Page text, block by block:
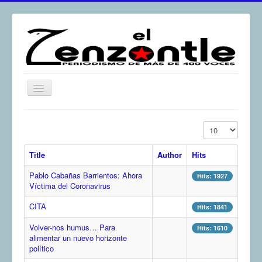
Toggle
Resistencia
Análisis
Multimedia
Archivos
Contacto
Afirmación
Display #
Title Author
Hits
Pablo Cabañas Barrientos: Ahora
Víctima del Coronavirus
Hits: 1927
CITA Hits: 1841
Volver-nos humus… Para
alimentar un nuevo horizonte
político
Hits: 1610